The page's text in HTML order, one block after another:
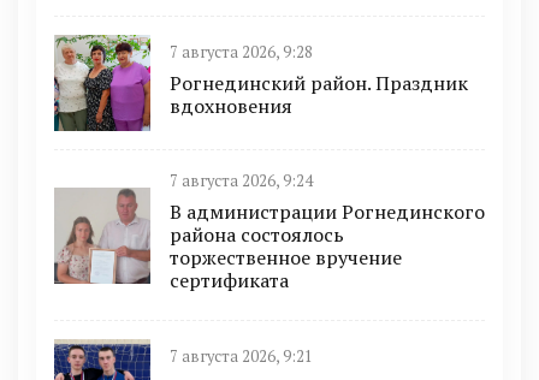
7 августа 2026, 9:28
Рогнединский район. Праздник
вдохновения
7 августа 2026, 9:24
В администрации Рогнединского
района состоялось
торжественное вручение
сертификата
7 августа 2026, 9:21